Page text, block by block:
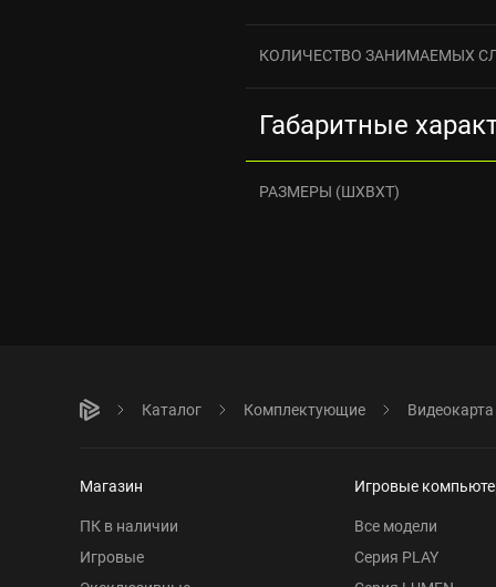
КОЛИЧЕСТВО ЗАНИМАЕМЫХ
Габаритные
РАЗМЕРЫ (ШXВXТ)
Каталог Комплектующие Видеокарта
Магазин
ПК в наличии
Игровые
Игровые
Все модели
Серия PLAY